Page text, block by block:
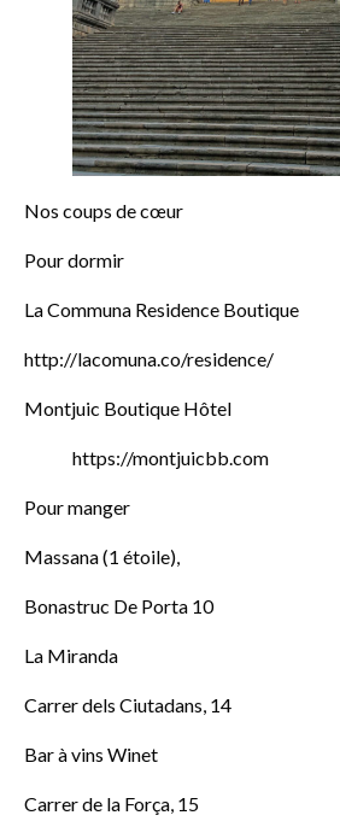
Nos coups de cœur
Pour dormir
La Communa Residence Boutique
http://lacomuna.co/residence/
Montjuic Boutique Hôtel
https://montjuicbb.com
Pour manger
Massana (1 étoile),
Bonastruc De Porta 10
La Miranda
Carrer dels Ciutadans, 14
Bar à vins Winet
Carrer de la Força, 15